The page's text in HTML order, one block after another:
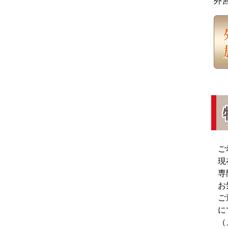
現
専
お
に